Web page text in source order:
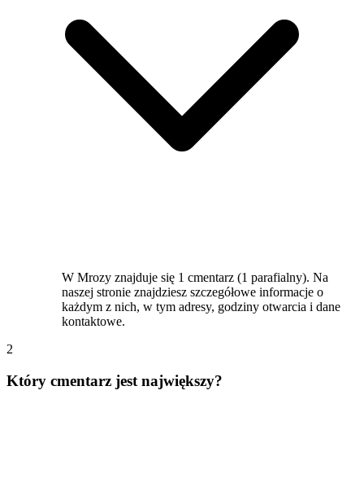
W Mrozy znajduje się 1 cmentarz (1 parafialny). Na
naszej stronie znajdziesz szczegółowe informacje o
każdym z nich, w tym adresy, godziny otwarcia i dane
kontaktowe.
2
Który cmentarz jest największy?